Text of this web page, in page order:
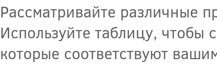
Рассматривайте различные
Используйте таблицу, чтобы
которые соответствуют